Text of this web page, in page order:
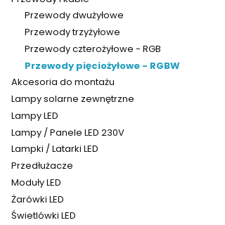
Przewody dwużyłowe
Przewody trzyżyłowe
Przewody czterożyłowe - RGB
Przewody pięciożyłowe - RGBW
Akcesoria do montażu
Lampy solarne zewnętrzne
Lampy LED
Lampy / Panele LED 230V
Lampki / Latarki LED
Przedłużacze
Moduły LED
Żarówki LED
Świetlówki LED